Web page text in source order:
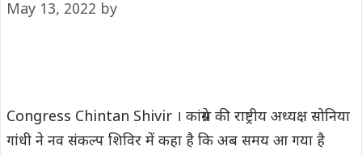
May 13, 2022 by
Congress Chintan Shivir । कांग्रेस की राष्ट्रीय अध्यक्ष सोनिया
गांधी ने नव संकल्प शिविर में कहा है कि अब समय आ गया है